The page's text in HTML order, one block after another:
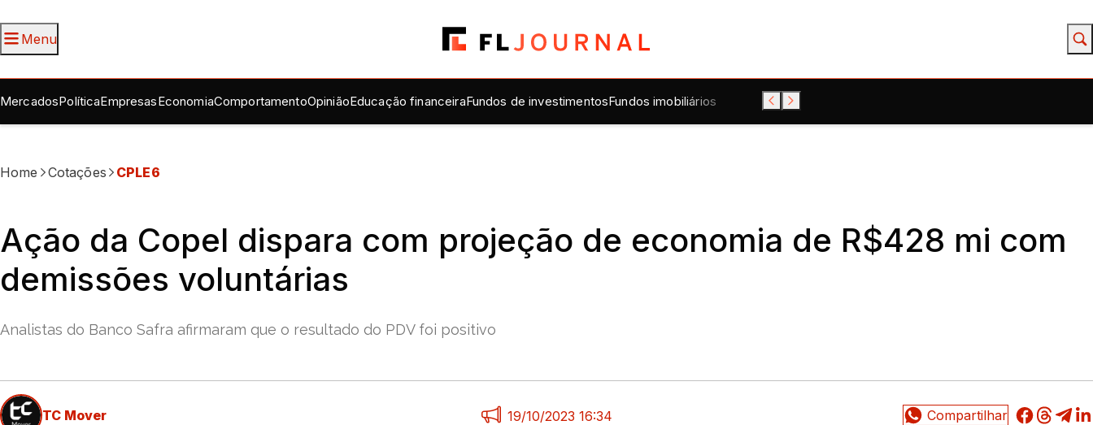
Menu
MercadosPolíticaEmpresasEconomiaComportamentoOpiniãoEducação financeiraFundos de investimentosFundos imobiliários
Home Cotações CPLE6
Ação da Copel dispara com projeção de economia de R$428 mi com
demissões voluntárias
Analistas do Banco Safra afirmaram que o resultado do PDV foi positivo
TC Mover 19/10/2023 16:34